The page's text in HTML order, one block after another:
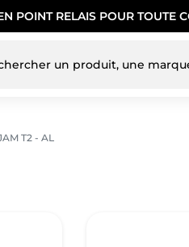
POINT RELAIS POUR TOUTE
T2 - AL